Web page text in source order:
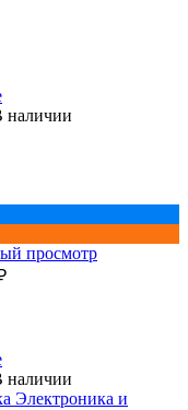
наличии
просмотр
наличии
Электроника и